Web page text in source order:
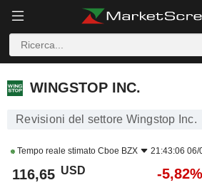
WINGSTOP INC.
WINGSTOP INC.
Revisioni del settore Wingstop Inc.
Tempo reale stimato Cboe BZX 21:43:06 06/
116,65 USD -5,82%